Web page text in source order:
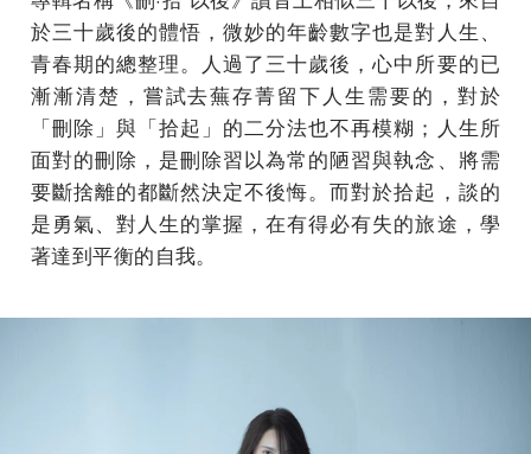
於三十歲後的體悟，微妙的年齡數字也是對人生、
青春期的總整理。人過了三十歲後，心中所要的已
漸漸清楚，嘗試去蕪存菁留下人生需要的，對於
「刪除」與「拾起」的二分法也不再模糊；人生所
面對的刪除，是刪除習以為常的陋習與執念、將需
要斷捨離的都斷然決定不後悔。而對於拾起，談的
是勇氣、對人生的掌握，在有得必有失的旅途，學
著達到平衡的自我。